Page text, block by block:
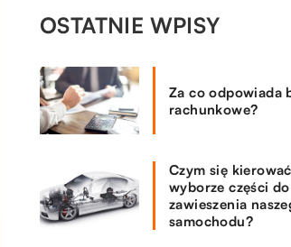
OSTATNIE WPISY
Za co odpowiada
rachunkowe?
Czym się
wyborze części do
zawieszenia
samochodu?